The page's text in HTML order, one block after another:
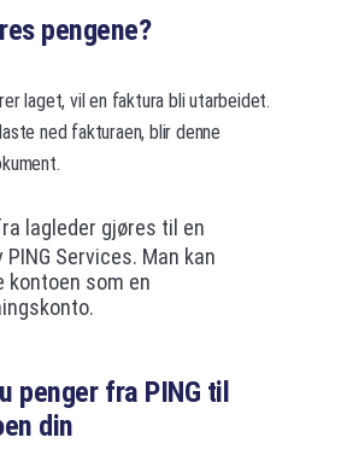
pengene?
laget, vil en faktura bli utarbeidet.
ned fakturaen, blir denne
lagleder gjøres til en
PING Services. Man kan
kontoen som en
penger fra PING til
din